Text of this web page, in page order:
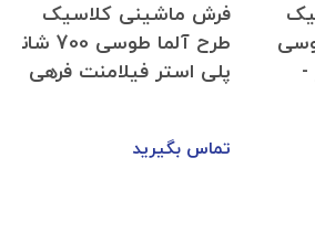
نمونه 1 طوسی
-
فرش ماشینی کلاسیک
طرح آلما طوسی 700 شانه
پلی استر فیلامنت فرهی
تماس بگیرید